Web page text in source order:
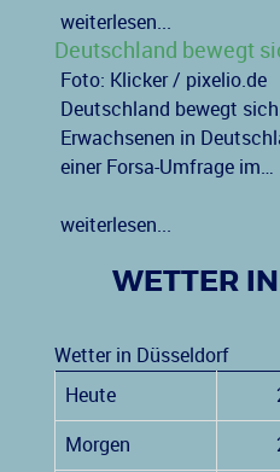
weiterlesen...
Deutschland bewegt
Foto: Klicker / pixelio.de
Deutschland bewegt
Erwachsenen in
einer Forsa-Umfrage im…
weiterlesen...
WETTER
Wetter in Düsseldorf
Heute
Morgen